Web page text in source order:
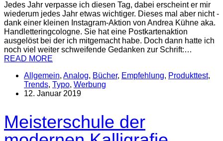
Jedes Jahr verpasse ich diesen Tag, dabei erscheint er mir
wiederum jedes Jahr etwas wichtiger. Dieses mal aber nicht -
dank einer kleinen Instagram-Aktion von Andrea Kühne aka.
Handletteringcologne. Sie hat eine Postkartenaktion
ausgelöst bei der ich mitgemacht habe. Doch dann hatte ich
noch viel weiter schweifende Gedanken zur Schrift:…
READ MORE
Allgemein, Analog, Bücher, Empfehlung, Produkttest,
Trends, Typo, Werbung
12. Januar 2019
Meisterschule der